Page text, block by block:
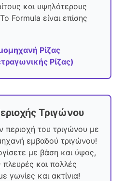
και υψηλότερους
Formula είναι επίσης
Ρίζας
Ρίζας)
Τριγώνου
περιοχή του τριγώνου με
εμβαδού τριγώνου!
με βάση και ύψος,
πλευρές και πολλές
γωνίες και ακτίνια!